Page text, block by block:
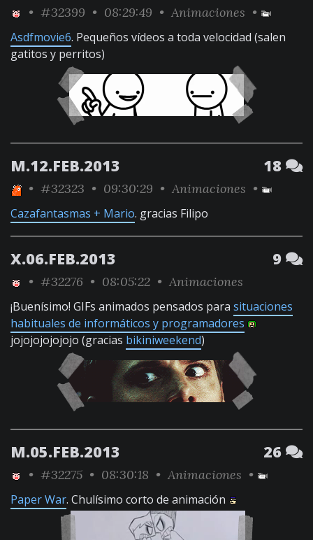
• #32399 • 08:29:49 • Animaciones •
Asdfmovie6. Pequeños vídeos a toda velocidad (salen
gatitos y perritos)
M.12.FEB.2013 18
• #32323 • 09:30:29 • Animaciones •
Cazafantasmas + Mario. gracias Filipo
X.06.FEB.2013 9
• #32276 • 08:05:22 • Animaciones
¡Buenísimo! GIFs animados pensados para situaciones
habituales de informáticos y programadores
jojojojojojojo (gracias bikiniweekend)
M.05.FEB.2013 26
• #32275 • 08:30:18 • Animaciones •
Paper War. Chulísimo corto de animación